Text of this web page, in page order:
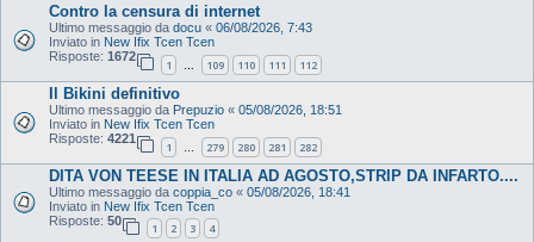
Contro la censura di internet
Ultimo messaggio da docu « 06/08/2026, 7:43
Inviato in New Ifix Tcen Tcen
Risposte: 1672
1 … 109 110 111 112
Il Bikini definitivo
Ultimo messaggio da Prepuzio « 05/08/2026, 18:51
Inviato in New Ifix Tcen Tcen
Risposte: 4221
1 … 279 280 281 282
DITA VON TEESE IN ITALIA AD AGOSTO,STRIP DA INFARTO....
Ultimo messaggio da coppia_co « 05/08/2026, 18:41
Inviato in New Ifix Tcen Tcen
Risposte: 50
1 2 3 4